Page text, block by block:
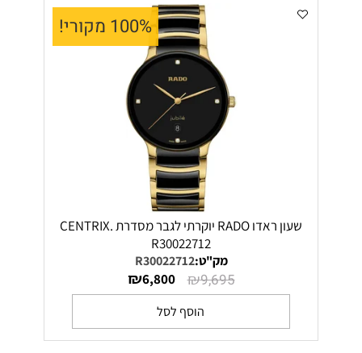
100% מקורי!
שעון ראדו RADO יוקרתי לגבר מסדרת CENTRIX.
R30022712
מק"ט:R30022712
₪9,695
₪6,800
הוסף לסל